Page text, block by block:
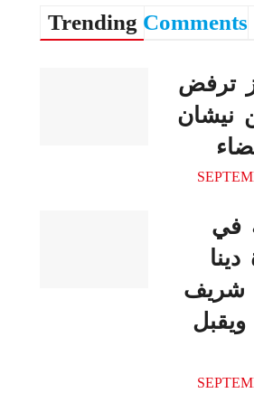
Trending Comments
ترفض
نيشان
في
شريف
ويقبل